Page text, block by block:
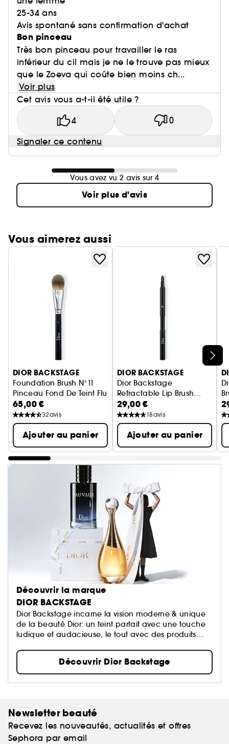
25-34 ans
Avis spontané sans confirmation d'achat
Bon pinceau
Très bon pinceau pour travailler le ras
inférieur du cil mais je ne le trouve pas mieux
que le Zoeva qui coûte bien moins ch...
Voir plus
Cet avis vous a-t-il été utile ?
4 0
Signaler ce contenu
Vous avez vu 2 avis sur 4
Voir plus d'avis
Vous aimerez aussi
DIOR BACKSTAGE
Foundation Brush N°11
Pinceau Fond De Teint Fluide Couvrance Légère
65,00 €
32avis
Ajouter au panier
DIOR BACKSTAGE
Dior Backstage
Retractable Lip Brush
N°31
Pinceau Lèvres Rétractable
29,00 €
18avis
Ajouter au panier
Découvrir la marque
DIOR BACKSTAGE
Dior Backstage incarne la vision moderne & unique
de la beauté Dior: un teint parfait avec une touche
ludique et audacieuse, le tout avec des produits
Découvrir Dior Backstage
Newsletter beauté
Recevez les nouveautés, actualités et offres
Sephora par email